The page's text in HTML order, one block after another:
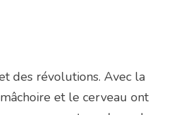
des révolutions. Avec la
et le cerveau ont